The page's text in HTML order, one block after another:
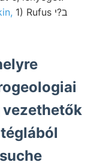
1) Rufus ב?י
vezethetők